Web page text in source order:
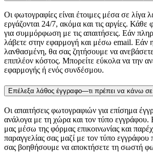
Οι φωτογραφίες είναι έτοιμες μέσα σε λίγα
εργάζονται 24/7, ακόμα και τις αργίες. Κάθε
για συμμόρφωση με τις απαιτήσεις. Εάν
λάβετε στην εφαρμογή και μέσω email. Εάν
λανθασμένη, θα σας ζητήσουμε να
επιπλέον κόστος. Μπορείτε εύκολα να την
εφαρμογής ή ενός συνδέσμου.
Επέλεξα λάθος έγγραφο—τι πρέπει να κάνω
Οι απαιτήσεις φωτογραφιών για επίσημα
ανάλογα με τη χώρα και τον τύπο εγγράφου.
μας μέσω της φόρμας επικοινωνίας και
παραγγελίας σας μαζί με τον τύπο
σας βοηθήσουμε να αποκτήσετε τη σωστή